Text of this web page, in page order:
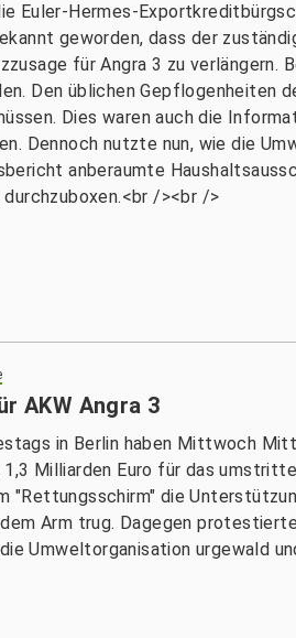
Euler-Hermes-
geworden, dass der
für Angra 3 zu verlängern.
Den üblichen
Dies waren auch die
Dennoch nutzte nun, wie die
anberaumte
/><br />
AKW Angra 3
in Berlin haben Mittwoch
Milliarden Euro für das
"Rettungsschirm" die
Arm trug. Dagegen
Umweltorganisation urgewald